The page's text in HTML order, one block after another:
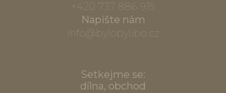
+420 737 886 915
Napište nám
info@bylobylibo.cz
Setkejme se:
dílna, obchod